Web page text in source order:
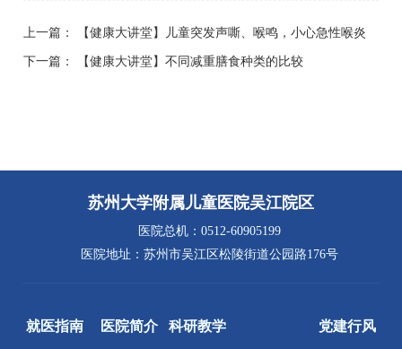
上一篇： 【健康大讲堂】儿童突发声嘶、喉鸣，小心急性喉炎
下一篇： 【健康大讲堂】不同减重膳食种类的比较
苏州大学附属儿童医院吴江院区
医院总机：0512-60905199
医院地址：苏州市吴江区松陵街道公园路176号
就医指南 医院简介 科研教学 党建行风